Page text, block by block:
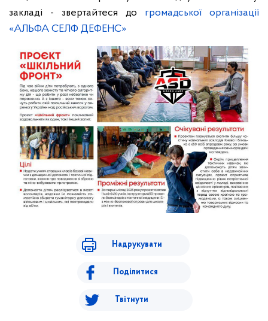
закладі - звертайтеся до громадської організації
«АЛЬФА СЕЛФ ДЕФЕНС»
Надрукувати
Поділитися
Твітнути